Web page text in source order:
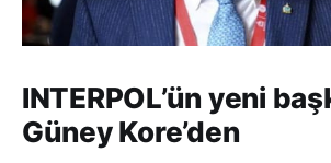
INTERPOL’ün yeni
Güney Kore’den